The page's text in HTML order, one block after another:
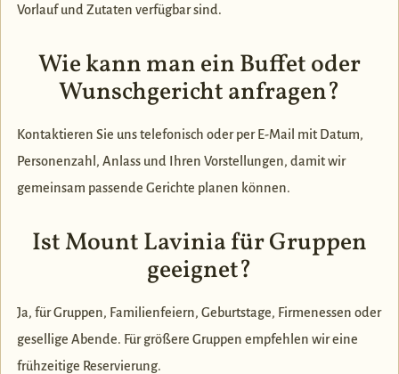
Vorlauf und Zutaten verfügbar sind.
Wie kann man ein Buffet oder
Wunschgericht anfragen?
Kontaktieren Sie uns telefonisch oder per E-Mail mit Datum,
Personenzahl, Anlass und Ihren Vorstellungen, damit wir
gemeinsam passende Gerichte planen können.
Ist Mount Lavinia für Gruppen
geeignet?
Ja, für Gruppen, Familienfeiern, Geburtstage, Firmenessen oder
gesellige Abende. Für größere Gruppen empfehlen wir eine
frühzeitige Reservierung.